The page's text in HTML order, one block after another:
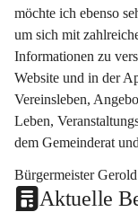
möchte ich ebenso
um sich mit
Informationen zu
Website und in der
Vereinsleben,
Leben,
dem Gemeinderat
Bürgermeister
Aktuelle